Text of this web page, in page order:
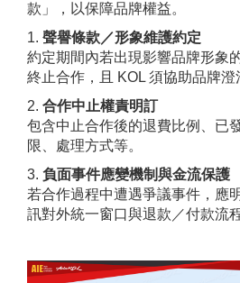
款」，以保障品牌權益。
1. 聲譽條款／形象維護約定
約定期間內若出現影響品牌形象
終止合作，且 KOL 須協助品牌澄
2. 合作中止權責明訂
包含中止合作後的退費比例、已
限、處理方式等。
3. 負面事件應變機制與金流保護
若合作過程中遭遇爭議事件，應
訊對外統一窗口與退款／付款流